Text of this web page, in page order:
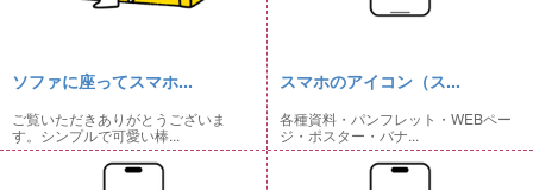
ソファに座ってスマホ...
ご覧いただきありがとうございま
す。シンプルで可愛い棒...
スマホのアイコン（ス...
各種資料・パンフレット・WEBペー
ジ・ポスター・バナ...